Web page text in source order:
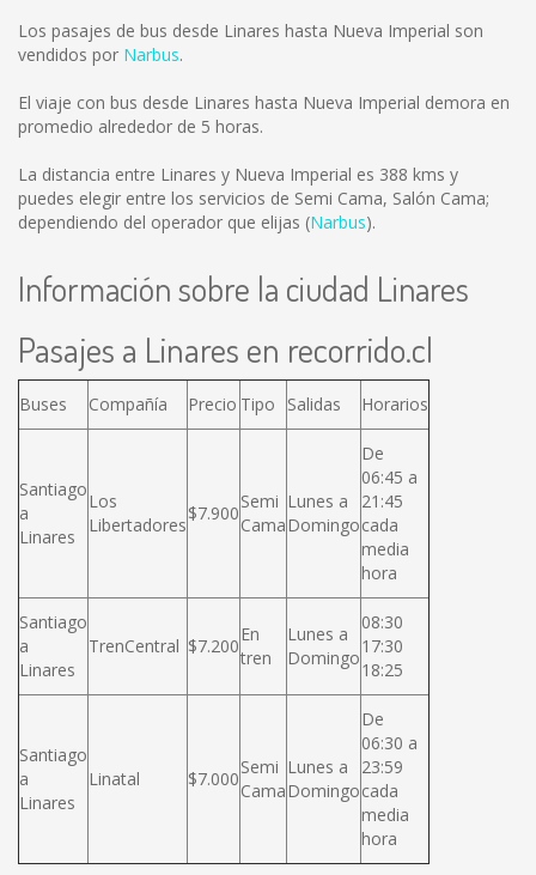
Los pasajes de bus desde Linares hasta Nueva Imperial son
vendidos por Narbus.
El viaje con bus desde Linares hasta Nueva Imperial demora en
promedio alrededor de 5 horas.
La distancia entre Linares y Nueva Imperial es 388 kms y
puedes elegir entre los servicios de Semi Cama, Salón Cama;
dependiendo del operador que elijas (Narbus).
Información sobre la ciudad Linares
Pasajes a Linares en recorrido.cl
Buses Compañía Precio Tipo Salidas Horarios
Santiago
a
Linares
Los
Libertadores
$7.900
Semi
Cama
Lunes a
Domingo
De
06:45 a
21:45
cada
media
hora
Santiago
a
Linares
TrenCentral $7.200
En
tren
Lunes a
Domingo
08:30
17:30
18:25
Santiago
a
Linares
Linatal $7.000
Semi
Cama
Lunes a
Domingo
De
06:30 a
23:59
cada
media
hora